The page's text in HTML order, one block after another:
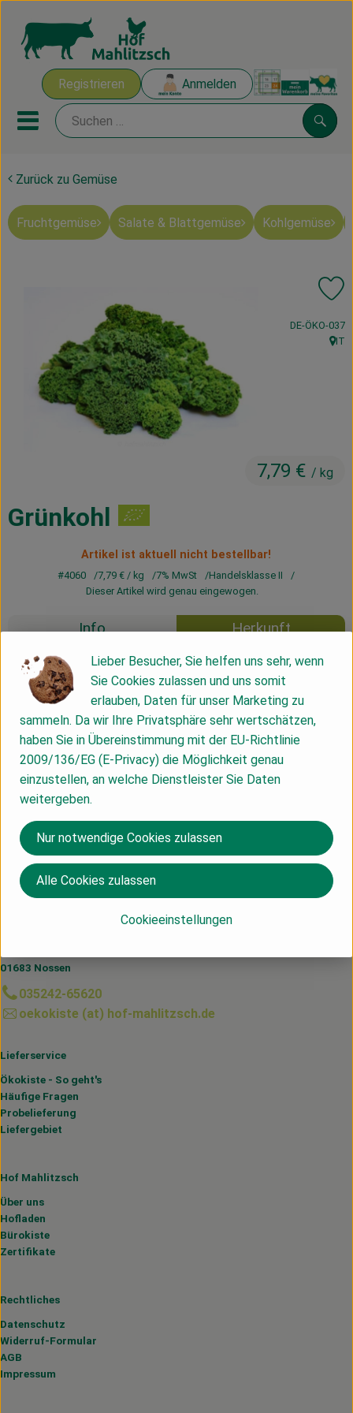
Registrieren Anmelden
Mobiles Menu öffnen oder
Ökokisten
Mahlitzscher Produkte
Obst & Gemüse
Kühltheke
Vorratskammer
Über uns
Neues vom Hof
Blog
Zurück zu Gemüse
Fruchtgemüse Salate & Blattgemüse Kohlgemüse
Grünkohl
7,79 € / kg
,DE-ÖKO-037
,
IT
Artikel ist aktuell nicht bestellbar!
#4060 7,79 € / kg 7% MwSt
Handelsklasse II
Dieser Artikel wird genau eingewogen.
Info Herkunft
Info
Produktinformationen
Herkunft
Du hast eine Frage? Wir helfen dir gerne:
01683 Nossen
035242-65620
oekokiste (at) hof-mahlitzsch.de
Lieferservice
Ökokiste - So geht's
Häufige Fragen
Probelieferung
Liefergebiet
Hof Mahlitzsch
Über uns
Hofladen
Bürokiste
Zertifikate
Rechtliches
Datenschutz
Widerruf-Formular
AGB
Impressum
Lieber Besucher, Sie helfen uns sehr, wenn
Sie Cookies zulassen und uns somit
erlauben, Daten für unser Marketing zu
sammeln. Da wir Ihre Privatsphäre sehr wertschätzen,
haben Sie in Übereinstimmung mit der EU-Richtlinie
2009/136/EG (E-Privacy) die Möglichkeit genau
einzustellen, an welche Dienstleister Sie Daten
weitergeben.
Cookieeinstellungen
Nur notwendige Cookies zulassen
Alle Cookies zulassen